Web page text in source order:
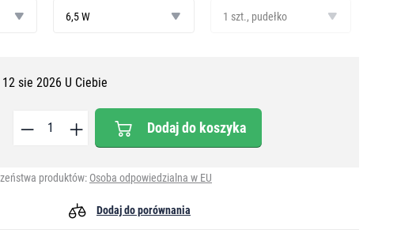
6,5 W
1 szt., pudełko
12 sie 2026 U Ciebie
Dodaj do koszyka
produktów: Osoba odpowiedzialna w EU
Dodaj do porównania